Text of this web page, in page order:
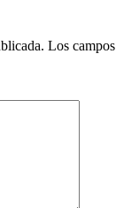
Los campos